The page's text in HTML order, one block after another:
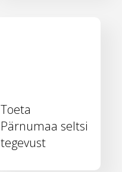
Toeta
Pärnumaa seltsi
tegevust